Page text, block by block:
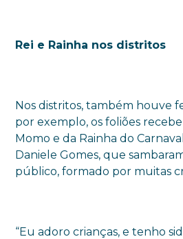
Rei e Rainha nos distritos
Nos distritos, também houve
por exemplo, os foliões
Momo e da Rainha do
Daniele Gomes, que
público, formado por muitas
“Eu adoro crianças, e tenho